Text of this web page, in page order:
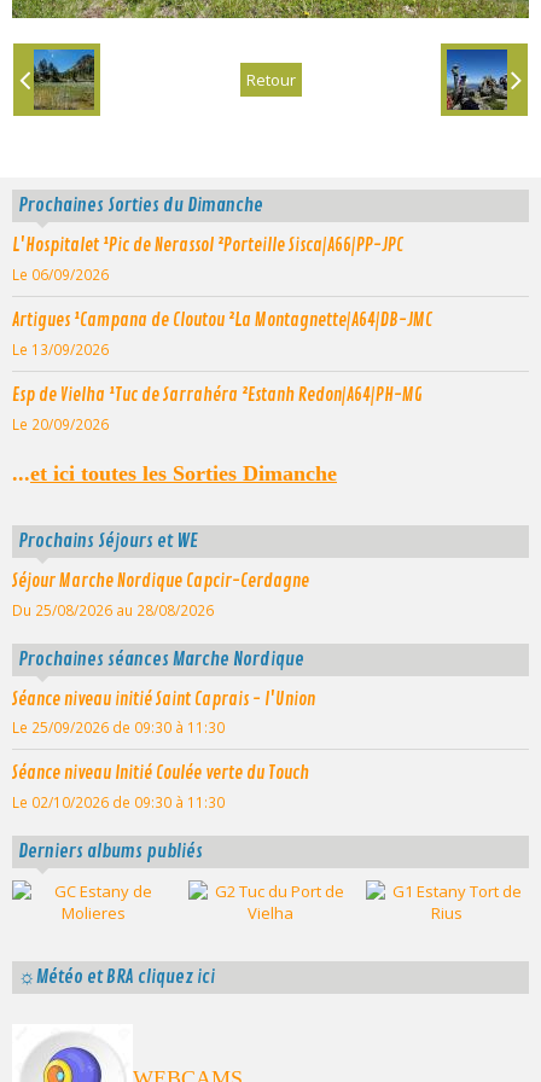
Retour
Prochaines Sorties du Dimanche
L'Hospitalet ¹Pic de Nerassol ²Porteille Sisca|A66|PP-JPC
Le 06/09/2026
Artigues ¹Campana de Cloutou ²La Montagnette|A64|DB-JMC
Le 13/09/2026
Esp de Vielha ¹Tuc de Sarrahéra ²Estanh Redon|A64|PH-MG
Le 20/09/2026
...et ici toutes les Sorties Dimanche
Prochains Séjours et WE
Séjour Marche Nordique Capcir-Cerdagne
Du 25/08/2026 au 28/08/2026
Prochaines séances Marche Nordique
Séance niveau initié Saint Caprais - l'Union
Le 25/09/2026 de 09:30 à 11:30
Séance niveau Initié Coulée verte du Touch
Le 02/10/2026 de 09:30 à 11:30
Derniers albums publiés
☼Météo et BRA cliquez ici